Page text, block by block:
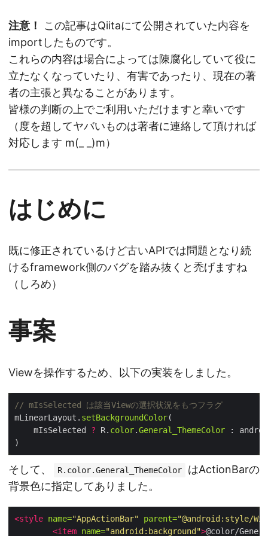
注意！
この記事はQiitaにて公開されていた内容を
importしたものです。
これらの内容は場合によっては陳腐化していて役に
立たなくなっていたり、有害であったり、現在の著
者の主張と異なることがあります。
皆様の判断の上でご利用いただけますと幸いです
（度を超してヤバいものは著者に連絡して頂ければ
対応します m(_ _)m）
はじめに
既に修正されているけど古いAPIでは問題となり続
けるframework側のバグを踏み抜くと禿げますね
（しろめ）
事案
Viewを操作するため、以下の実装をしました。
// mIsSelected は該当Viewの選択状況をもつフラグ
mLinearLayout. setBackgroundColor
    mIsSelected
? R. color.General_ThemeColor :
そして、 R.color.General_ThemeColor
はActionBarの
背景色に指定してありました。
<style name="AppActionBar" parent="@android:style/
<item name="android:background">@color/